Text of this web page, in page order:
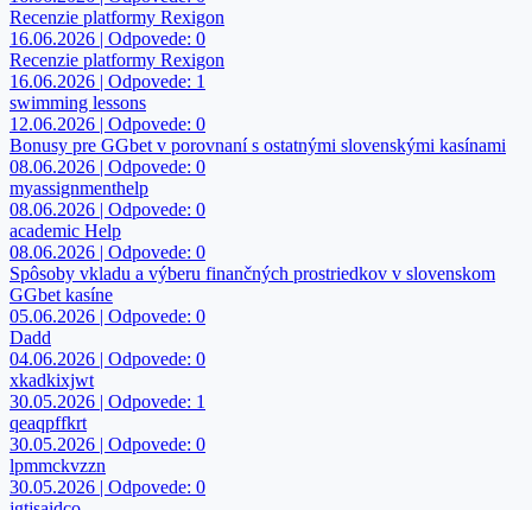
Recenzie platformy Rexigon
16.06.2026 | Odpovede: 0
Recenzie platformy Rexigon
16.06.2026 | Odpovede: 1
swimming lessons
12.06.2026 | Odpovede: 0
Bonusy pre GGbet v porovnaní s ostatnými slovenskými kasínami
08.06.2026 | Odpovede: 0
myassignmenthelp
08.06.2026 | Odpovede: 0
academic Help
08.06.2026 | Odpovede: 0
Spôsoby vkladu a výberu finančných prostriedkov v slovenskom
GGbet kasíne
05.06.2026 | Odpovede: 0
Dadd
04.06.2026 | Odpovede: 0
xkadkixjwt
30.05.2026 | Odpovede: 1
qeaqpffkrt
30.05.2026 | Odpovede: 0
lpmmckvzzn
30.05.2026 | Odpovede: 0